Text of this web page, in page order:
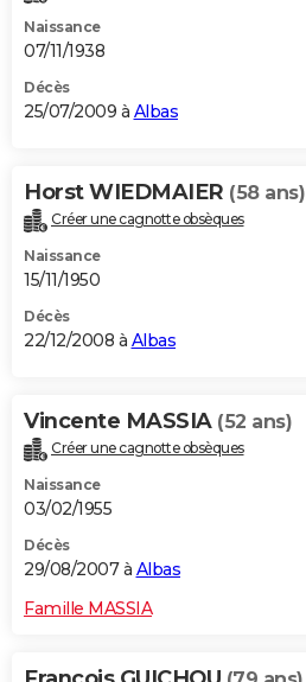
Naissance
07/11/1938
Décès
25/07/2009 à Albas
Horst WIEDMAIER (58 ans)
Créer une cagnotte obsèques
Naissance
15/11/1950
Décès
22/12/2008 à Albas
Vincente MASSIA (52 ans)
Créer une cagnotte obsèques
Naissance
03/02/1955
Décès
29/08/2007 à Albas
Famille MASSIA